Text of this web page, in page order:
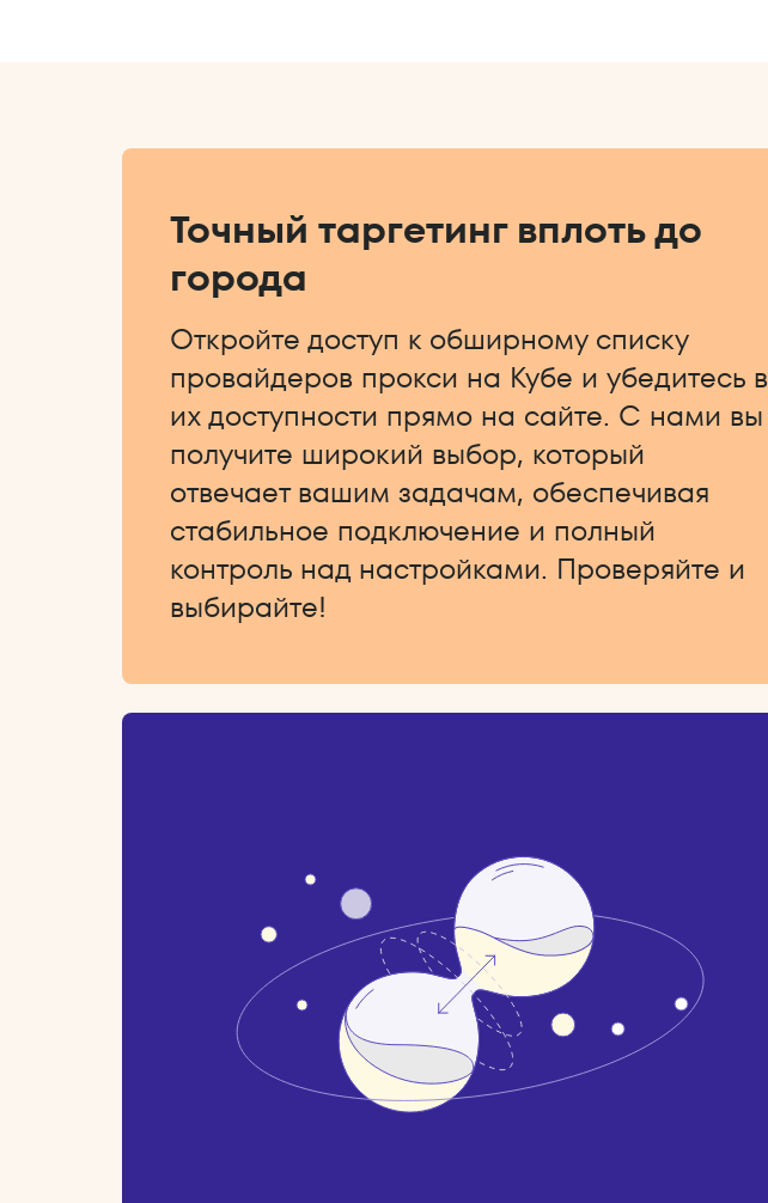
Точный таргетинг вплоть до
города
Откройте доступ к обширному списку
провайдеров прокси на Кубе и убедитесь в
их доступности прямо на сайте. С нами вы
получите широкий выбор, который
отвечает вашим задачам, обеспечивая
стабильное подключение и полный
контроль над настройками. Проверяйте и
выбирайте!